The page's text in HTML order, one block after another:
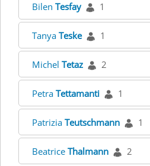
Bilen Tesfay 1
Tanya Teske 1
Michel Tetaz 2
Petra Tettamanti 1
Patrizia Teutschmann 1
Beatrice Thalmann 2